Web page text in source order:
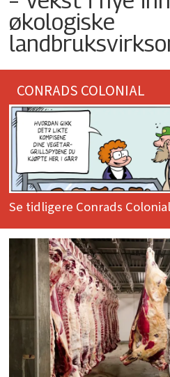
økologiske
CONRADS COLONIAL
Se tidligere Conrads